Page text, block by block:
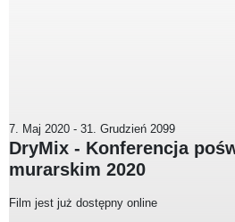
7. Maj 2020 - 31. Grudzień 2099
DryMix - Konferencja
murarskim 2020
Film jest już dostępny online